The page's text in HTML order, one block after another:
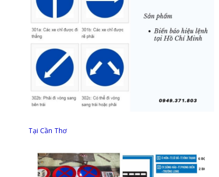
Tại Cần Thơ